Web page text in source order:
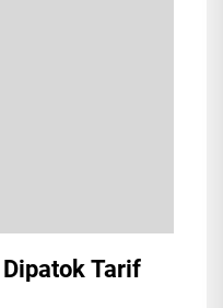
Tarif